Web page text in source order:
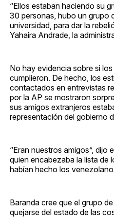
“Ellos estaban haciendo su
30 personas, hubo un grupo
universidad, para dar la
Yahaira Andrade, la
No hay evidencia sobre si
cumplieron. De hecho, los
contactados en entrevistas
por la AP se mostraron
sus amigos extranjeros
representación del gobierno
“Eran nuestros amigos”, dijo
quien encabezaba la lista de
habían hecho los
Baranda cree que el grupo
quejarse del estado de las